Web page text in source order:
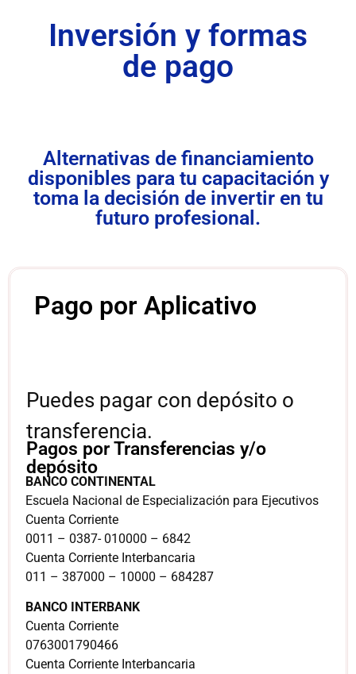
Inversión y formas
de pago
Alternativas de financiamiento
disponibles para tu capacitación y
toma la decisión de invertir en tu
futuro profesional.
Pago por Aplicativo
Puedes pagar con depósito o
transferencia.
BANCO CONTINENTAL
Escuela Nacional de Especialización para Ejecutivos
Cuenta Corriente
0011 – 0387- 010000 – 6842
Cuenta Corriente Interbancaria
011 – 387000 – 10000 – 684287
BANCO INTERBANK
Cuenta Corriente
0763001790466
Cuenta Corriente Interbancaria
Pagos por Transferencias y/o
depósito